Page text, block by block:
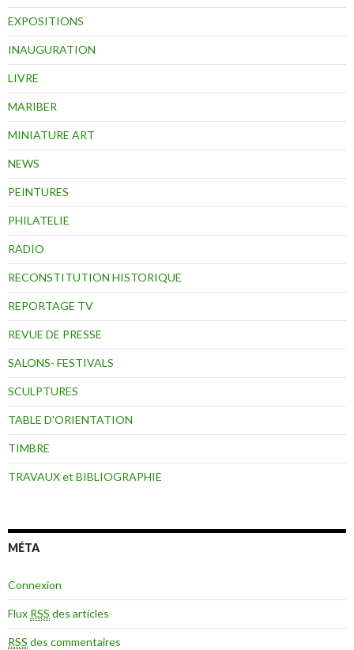
EXPOSITIONS
INAUGURATION
LIVRE
MARIBER
MINIATURE ART
NEWS
PEINTURES
PHILATELIE
RADIO
RECONSTITUTION HISTORIQUE
REPORTAGE TV
REVUE DE PRESSE
SALONS- FESTIVALS
SCULPTURES
TABLE D'ORIENTATION
TIMBRE
TRAVAUX et BIBLIOGRAPHIE
MÉTA
Connexion
Flux RSS des articles
RSS des commentaires